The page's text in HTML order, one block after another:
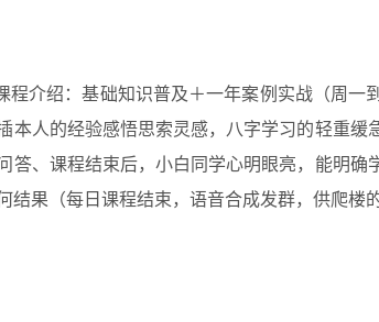
程介绍：基础知识普及＋一年案例实战（周
本人的经验感悟思索灵感，八字学习的轻重
答、课程结束后，小白同学心明眼亮，能明
结果（每日课程结束，语音合成发群，供爬楼